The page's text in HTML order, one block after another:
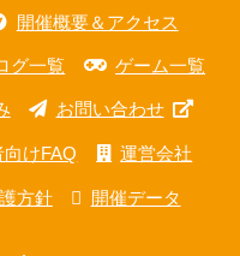
開催概要＆アクセス
グ一覧 ゲーム一覧
お問い合わせ
けFAQ 運営会社
方針 開催データ